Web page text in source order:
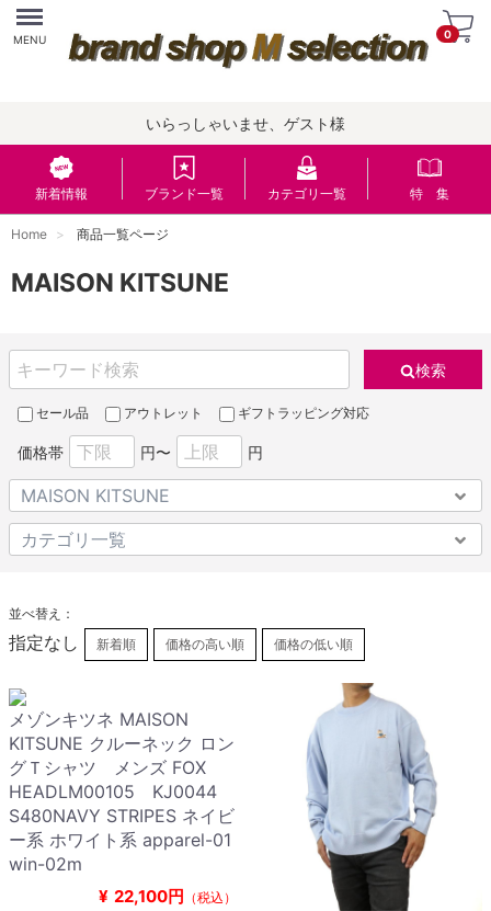
Menu
MENU 0
いらっしゃいませ、ゲスト様
新着情報 ブランド一覧 カテゴリ一覧 特 集
Home 商品一覧ページ
MAISON KITSUNE
検索
セール品 アウトレット ギフトラッピング対応
価格帯 円〜 円
並べ替え：
指定なし 新着順 価格の高い順 価格の低い順
メゾンキツネ MAISON
KITSUNE クルーネック ロン
グＴシャツ メンズ FOX
HEADLM00105 KJ0044
S480NAVY STRIPES ネイビ
ー系 ホワイト系 apparel-01
win-02m
¥ 22,100円 （税込）